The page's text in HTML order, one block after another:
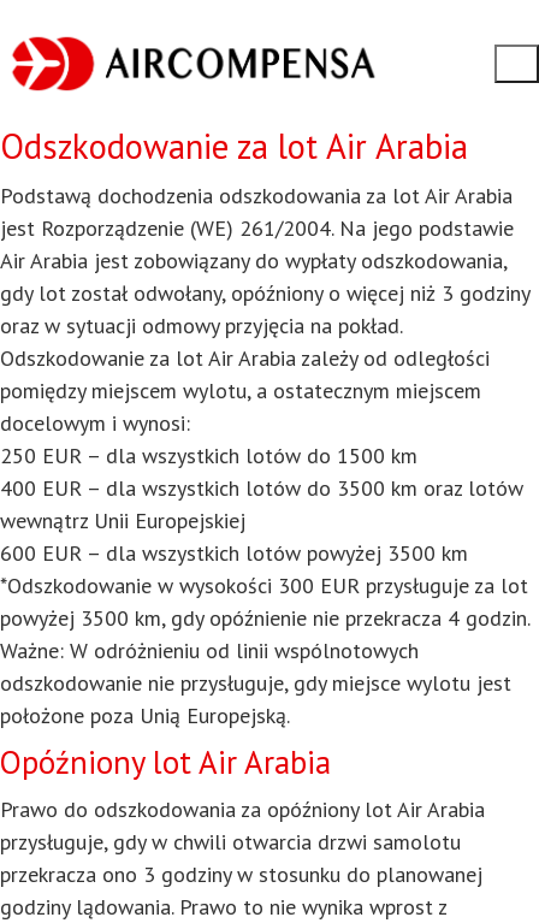
Odszkodowanie za lot Air Arabia
Podstawą dochodzenia odszkodowania za lot Air Arabia
jest Rozporządzenie (WE) 261/2004. Na jego podstawie
Air Arabia jest zobowiązany do wypłaty odszkodowania,
gdy lot został odwołany, opóźniony o więcej niż 3 godziny
oraz w sytuacji odmowy przyjęcia na pokład.
Odszkodowanie za lot Air Arabia zależy od odległości
pomiędzy miejscem wylotu, a ostatecznym miejscem
docelowym i wynosi:
250 EUR – dla wszystkich lotów do 1500 km
400 EUR – dla wszystkich lotów do 3500 km oraz lotów
wewnątrz Unii Europejskiej
600 EUR – dla wszystkich lotów powyżej 3500 km
*Odszkodowanie w wysokości 300 EUR przysługuje za lot
powyżej 3500 km, gdy opóźnienie nie przekracza 4 godzin.
Ważne: W odróżnieniu od linii wspólnotowych
odszkodowanie nie przysługuje, gdy miejsce wylotu jest
położone poza Unią Europejską.
Opóźniony lot Air Arabia
Prawo do odszkodowania za opóźniony lot Air Arabia
przysługuje, gdy w chwili otwarcia drzwi samolotu
przekracza ono 3 godziny w stosunku do planowanej
godziny lądowania. Prawo to nie wynika wprost z